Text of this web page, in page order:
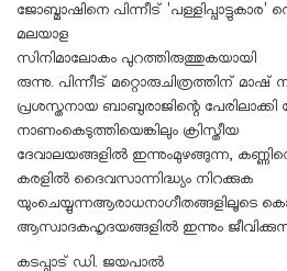
ജോബ്മാഷിനെ പിന്നീട് 'പള്ളിപ്പാട്ടുകാര'
മലയാള
സിനിമാലോകം പുറത്തിരുത്തുകയായി
രുന്നു. പിന്നീട് മറ്റൊരുചിത്രത്തിന്
പ്രശസ്തനായ ബാബുരാജിന്റെ
നാണംകെടുത്തിയെങ്കിലും ക്രിസ്തീയ
ദേവാലയങ്ങളിൽ ഇന്നുംമുഴങ്ങുന്ന,
കരളിൽ ദൈവസാന്നിദ്ധ്യം നിറക്കുക
യുംചെയ്യുന്നആരാധനാഗീതങ്ങളിലൂടെ
ആസ്വാദകഹൃദയങ്ങളിൽ ഇന്നും
കടപ്പാട് ഡി. ജയപാൽ